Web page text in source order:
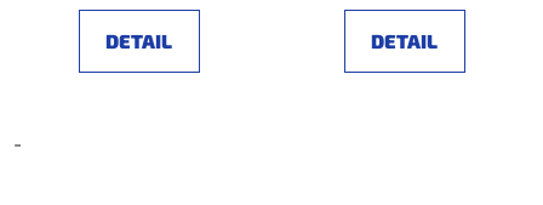
DETAIL
-
DETAIL